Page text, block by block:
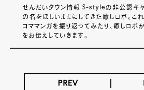
せんだいタウン情報 S-styleの非公認キャ
の名をほしいままにしてきた癒しロボ。こ
コママンガを振り返ってみたり、癒しロボ
をお伝えしていきます。
PREV